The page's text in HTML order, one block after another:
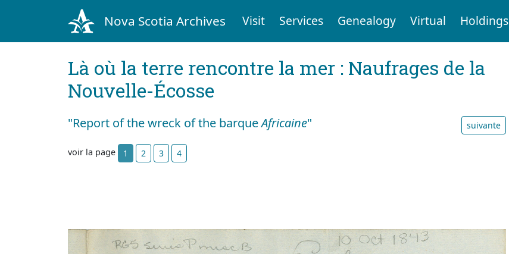
Nova Scotia Archives Visit Services Genealogy Virtual Holdings
Là où la terre rencontre la mer : Naufrages de la
Nouvelle-Écosse
"Report of the wreck of the barqueAfricaine" suivante
voir la page 1 2 3 4